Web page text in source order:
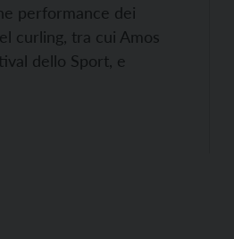
performance dei
curling, tra cui Amos
dello Sport, e